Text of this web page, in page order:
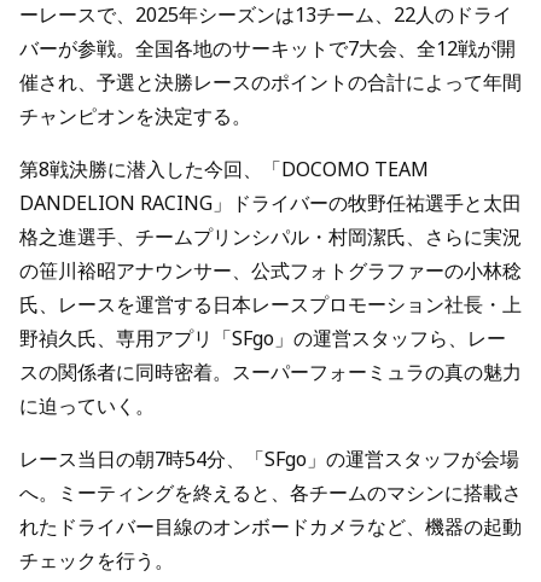
ーレースで、2025年シーズンは13チーム、22人のドライ
バーが参戦。全国各地のサーキットで7大会、全12戦が開
催され、予選と決勝レースのポイントの合計によって年間
チャンピオンを決定する。
第8戦決勝に潜入した今回、「DOCOMO TEAM
DANDELION RACING」ドライバーの牧野任祐選手と太田
格之進選手、チームプリンシパル・村岡潔氏、さらに実況
の笹川裕昭アナウンサー、公式フォトグラファーの小林稔
氏、レースを運営する日本レースプロモーション社長・上
野禎久氏、専用アプリ「SFgo」の運営スタッフら、レー
スの関係者に同時密着。スーパーフォーミュラの真の魅力
に迫っていく。
レース当日の朝7時54分、「SFgo」の運営スタッフが会場
へ。ミーティングを終えると、各チームのマシンに搭載さ
れたドライバー目線のオンボードカメラなど、機器の起動
チェックを行う。